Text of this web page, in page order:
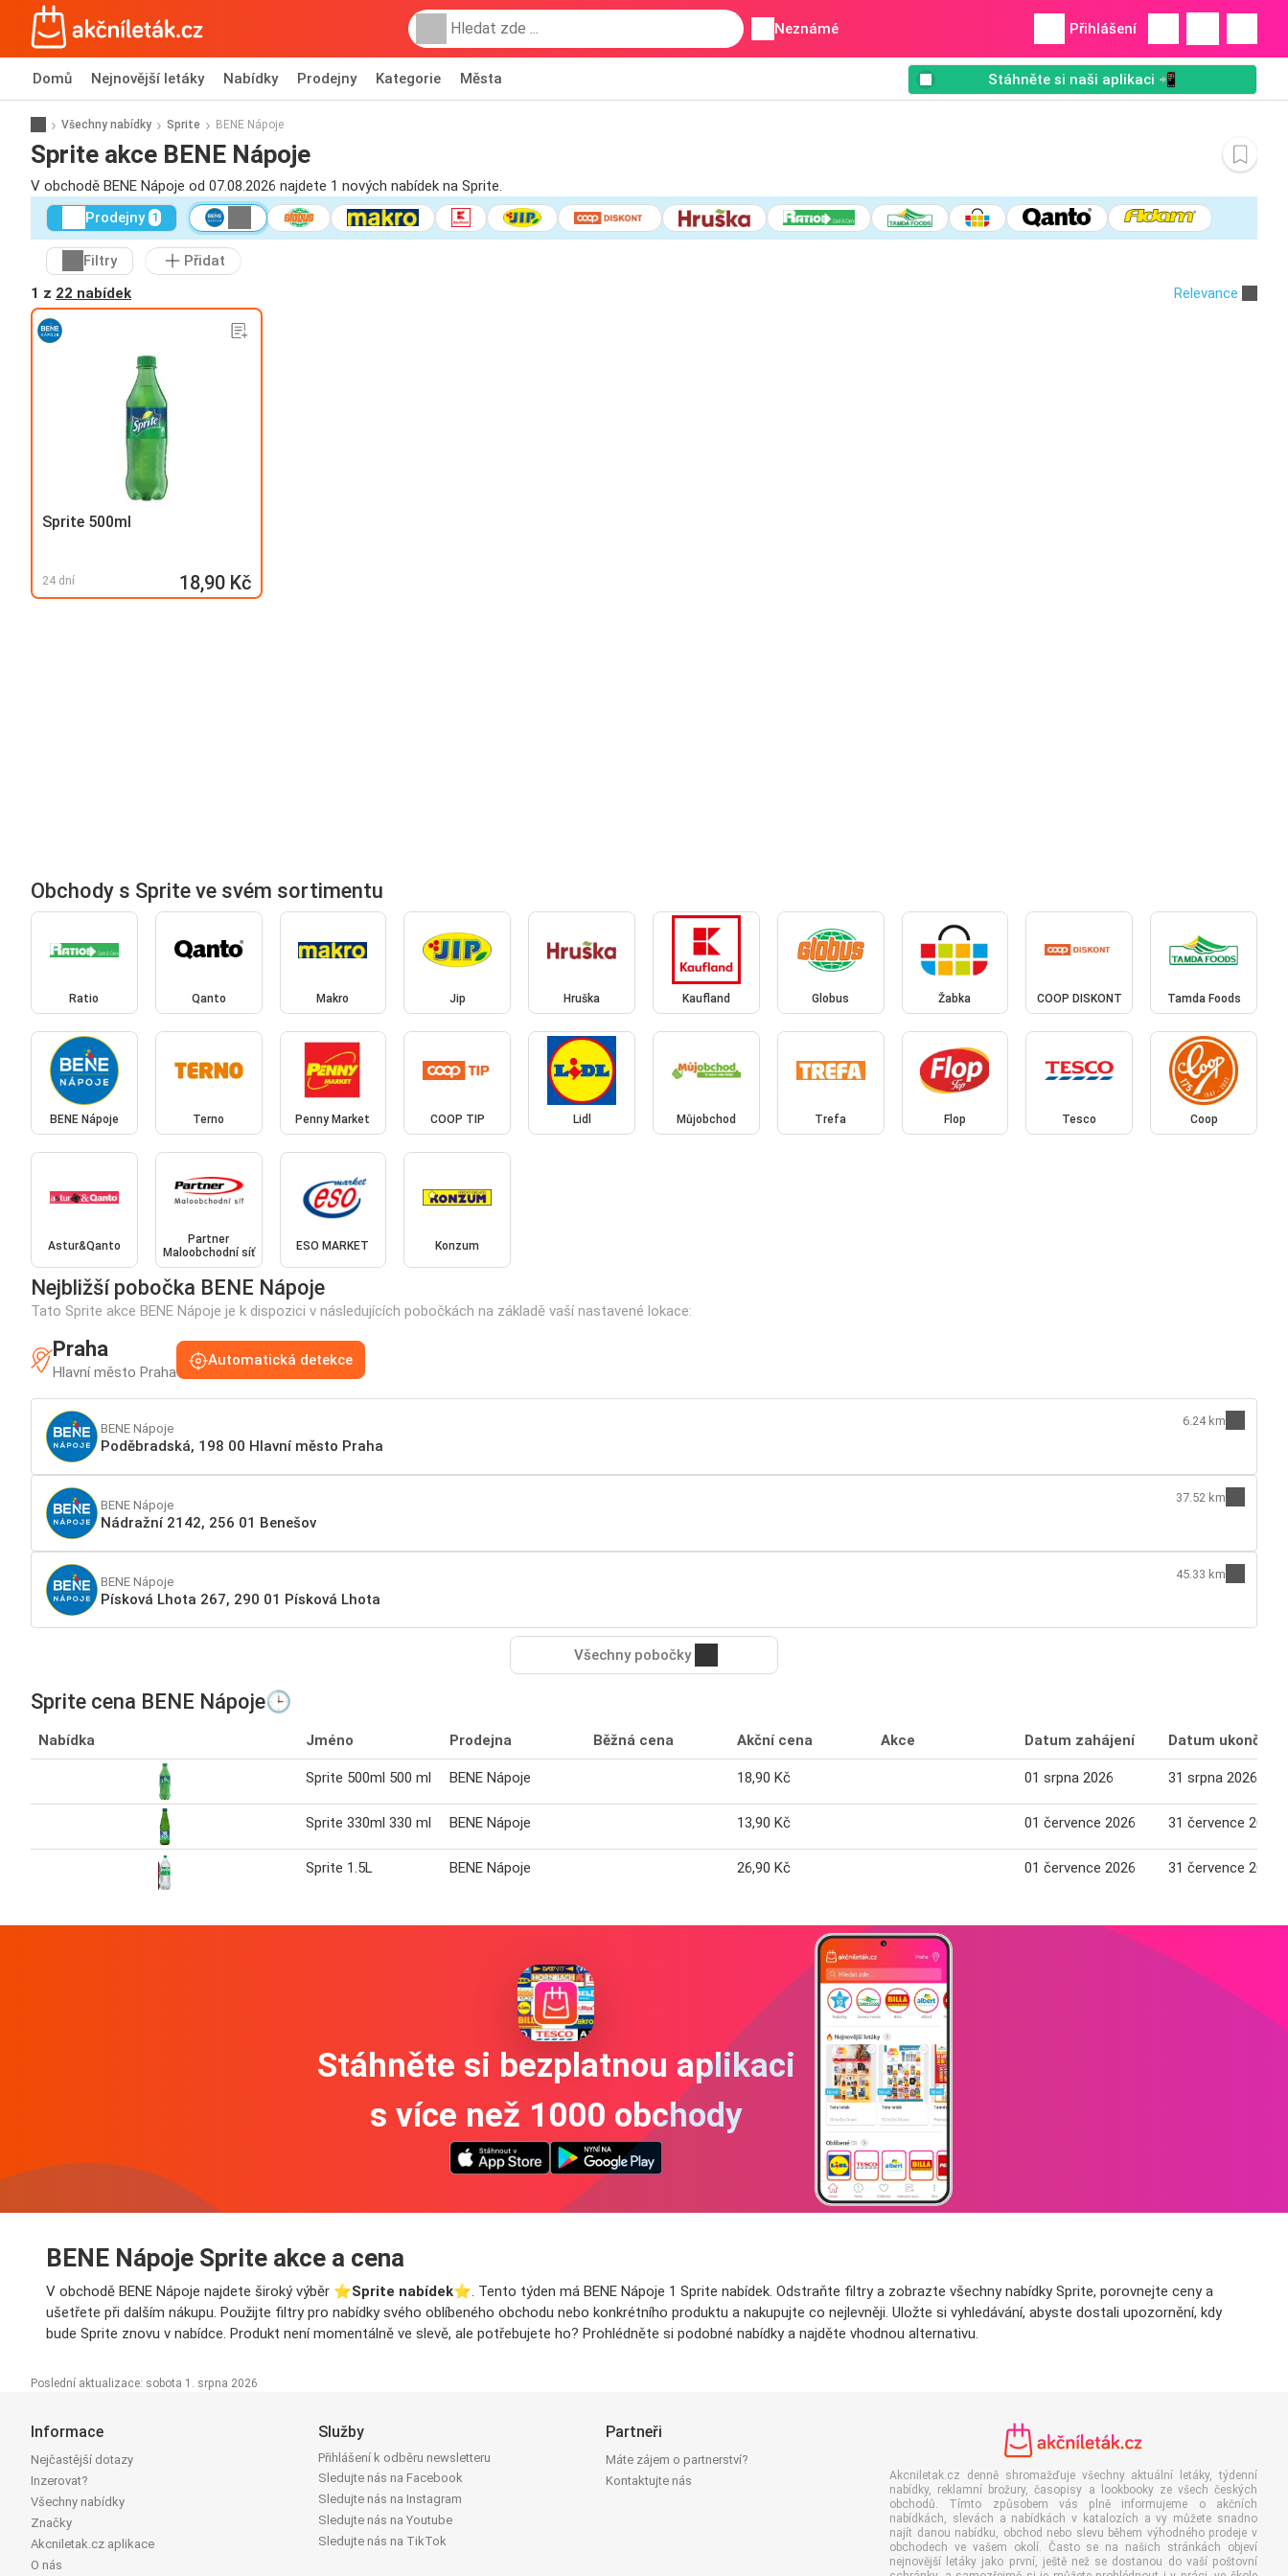
Neznámé Přihlášení
Domů Nejnovější letáky Nabídky Prodejny Kategorie Města Stáhněte si naši aplikaci 📲
Všechny nabídky Sprite BENE Nápoje
Sprite akce BENE Nápoje
V obchodě BENE Nápoje od 07.08.2026 najdete 1 nových nabídek na Sprite.
Prodejny 1
Filtry
Přidat
1 z 22 nabídek Relevance
Sprite 500ml
24 dní 18,90 Kč
Obchody s Sprite ve svém sortimentu
Ratio Qanto Makro Jip Hruška Kaufland Globus Žabka COOP DISKONT Tamda Foods
BENE Nápoje Terno Penny Market COOP TIP Lidl Můjobchod Trefa Flop Tesco Coop
Astur&Qanto
Partner
Maloobchodní síť
ESO MARKET Konzum
Nejbližší pobočka BENE Nápoje
Tato Sprite akce BENE Nápoje je k dispozici v následujících pobočkách na základě vaší nastavené lokace:
Praha
Hlavní město Praha
Automatická detekce
BENE Nápoje
Poděbradská, 198 00 Hlavní město Praha
6.24 km
BENE Nápoje
Nádražní 2142, 256 01 Benešov
37.52 km
BENE Nápoje
Písková Lhota 267, 290 01 Písková Lhota
45.33 km
Všechny pobočky
Sprite cena BENE Nápoje🕒
Nabídka Jméno Prodejna Běžná cena Akční cena Akce Datum zahájení Datum ukončení
Sprite 500ml 500 ml BENE Nápoje 18,90 Kč 01 srpna 2026 31 srpna 2026
Sprite 330ml 330 ml BENE Nápoje 13,90 Kč 01 července 2026 31 července 2026
Sprite 1.5L BENE Nápoje 26,90 Kč 01 července 2026 31 července 2026
Stáhněte si bezplatnou aplikaci
s více než 1000 obchody
BENE Nápoje Sprite akce a cena
V obchodě BENE Nápoje najdete široký výběr ⭐️Sprite nabídek⭐️. Tento týden má BENE Nápoje 1 Sprite nabídek. Odstraňte filtry a zobrazte všechny nabídky Sprite, porovnejte ceny a
ušetřete při dalším nákupu. Použijte filtry pro nabídky svého oblíbeného obchodu nebo konkrétního produktu a nakupujte co nejlevněji. Uložte si vyhledávání, abyste dostali upozornění, kdy
bude Sprite znovu v nabídce. Produkt není momentálně ve slevě, ale potřebujete ho? Prohlédněte si podobné nabídky a najděte vhodnou alternativu.
Poslední aktualizace: sobota 1. srpna 2026
Informace
Nejčastější dotazy
Inzerovat?
Všechny nabídky
Značky
Akcniletak.cz aplikace
O nás
Služby
Přihlášení k odběru newsletteru
Sledujte nás na Facebook
Sledujte nás na Instagram
Sledujte nás na Youtube
Sledujte nás na TikTok
Partneři
Máte zájem o partnerství?
Kontaktujte nás
Akcniletak.cz denně shromažďuje všechny aktuální letáky, týdenní
nabídky, reklamní brožury, časopisy a lookbooky ze všech českých
obchodů. Tímto způsobem vás plně informujeme o akčních
nabídkách, slevách a nabídkách v katalozích a vy můžete snadno
najít danou nabídku, obchod nebo slevu během výhodného prodeje v
obchodech ve vašem okolí. Často se na našich stránkách objeví
nejnovější letáky jako první, ještě než se dostanou do vaší poštovní